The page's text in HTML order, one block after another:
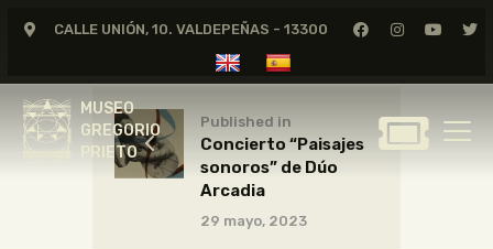
CALLE UNIÓN, 10. VALDEPEÑAS - 13300
MUSEO
GREGORIO
PRIETO
MUSEO
GREGORIO
GREGORIO PRIETO
Published in
Concierto “Paisajes
sonoros” de Dúo
Arcadia
29 mayo, 2023